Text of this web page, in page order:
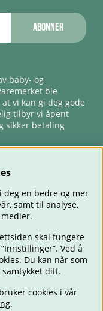
Abonner
baby- og
ble
vi kan gi deg gode
tilbyr vi åpent
sikker betaling
SPISE & MATE
REISE
TILBUD
OUTLET
deg en bedre og mer
samt til analyse,
skal fungere
Ved å
Du kan når som
ditt.
cookies i vår
.